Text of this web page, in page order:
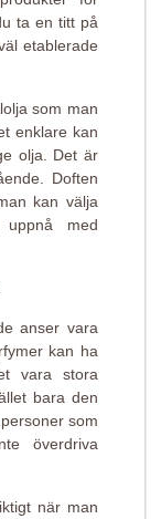
ta en titt på
etablerade
som man
enklare kan
olja. Det är
Doften
kan välja
med
anser vara
kan ha
vara stora
bara den
som
överdriva
när man